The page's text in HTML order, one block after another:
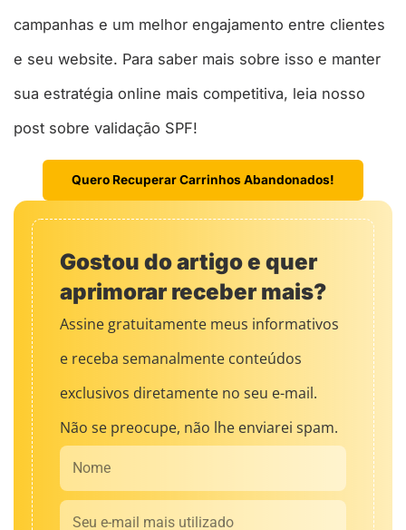
campanhas e um melhor engajamento entre clientes
e seu website. Para saber mais sobre isso e manter
sua estratégia online mais competitiva, leia nosso
post sobre validação SPF!
Quero Recuperar Carrinhos Abandonados!
Gostou do artigo e quer
aprimorar receber mais?
Assine gratuitamente meus informativos
e receba semanalmente conteúdos
exclusivos diretamente no seu e-mail.
Não se preocupe, não lhe enviarei spam.
Nome
Email